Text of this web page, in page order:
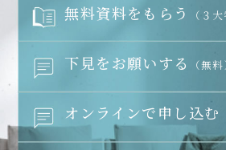
無料資料をもらう （３
下見をお願いする （無料
オンラインで申し込む